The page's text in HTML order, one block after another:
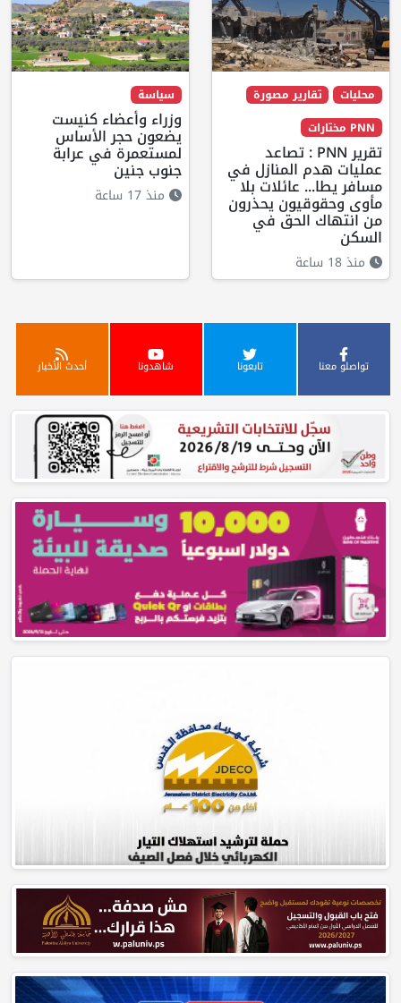
محليات
تقارير مصورة
PNN مختارات
تقرير PNN : تصاعد
عمليات هدم المنازل في
مسافر يطا... عائلات بلا
مأوى وحقوقيون يحذرون
من انتهاك الحق في
السكن
منذ 18 ساعة
سياسة
وزراء وأعضاء كنيست
يضعون حجر الأساس
لمستعمرة في عرابة
جنوب جنين
منذ 17 ساعة
تواصلو معنا تابعونا شاهدونا أحدث الأخبار